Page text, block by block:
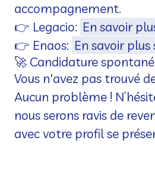
accompagnement.
👉 Legacio: En savoir
👉 Enaos: En savoir
🚀 Candidature
Vous n'avez pas trouvé
Aucun problème !
nous serons ravis de
avec votre profil se